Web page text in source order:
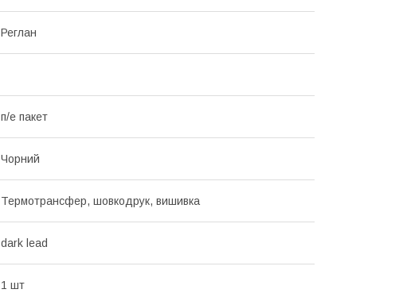
Реглан
п/е пакет
Чорний
Термотрансфер, шовкодрук, вишивка
dark lead
1 шт